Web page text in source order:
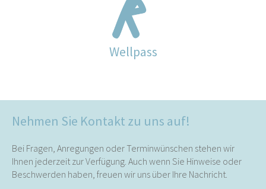
Wellpass
Nehmen Sie Kontakt zu uns auf!
Bei Fragen, Anregungen oder Terminwünschen stehen wir
Ihnen jederzeit zur Verfügung. Auch wenn Sie Hinweise oder
Beschwerden haben, freuen wir uns über Ihre Nachricht.